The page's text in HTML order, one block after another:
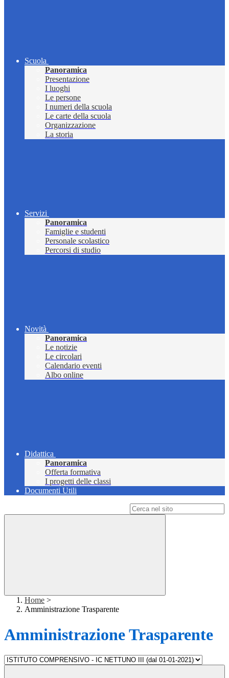
Scuola
Panoramica
Presentazione
I luoghi
Le persone
I numeri della scuola
Le carte della scuola
Organizzazione
La storia
Servizi
Panoramica
Famiglie e studenti
Personale scolastico
Percorsi di studio
Novità
Panoramica
Le notizie
Le circolari
Calendario eventi
Albo online
Didattica
Panoramica
Offerta formativa
I progetti delle classi
Documenti Utili
Home >
Amministrazione Trasparente
Amministrazione Trasparente